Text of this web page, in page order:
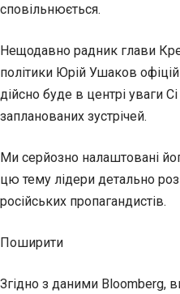
сповільнюється.
Нещодавно радник глави
політики Юрій Ушаков
дійсно буде в центрі уваги Сі
запланованих зустрічей.
Ми серйозно налаштовані
цю тему лідери детально
російських пропагандистів.
Поширити
Згідно з даними Bloomberg,